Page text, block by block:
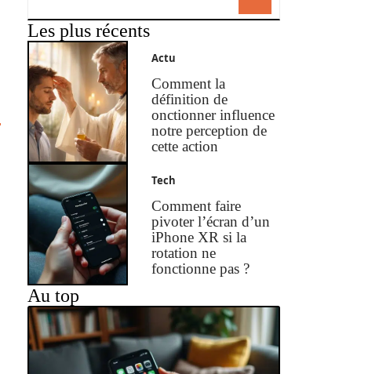
Les plus récents
Actu
Comment la
définition de
onctionner influence
notre perception de
cette action
Tech
Comment faire
pivoter l’écran d’un
iPhone XR si la
rotation ne
fonctionne pas ?
Au top